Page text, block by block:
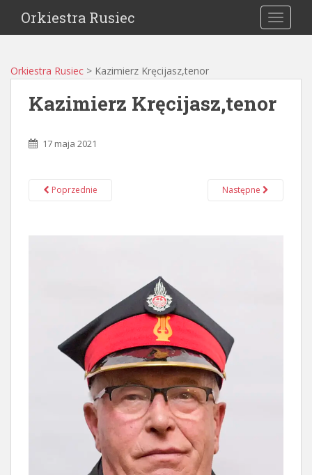
Orkiestra Rusiec
Orkiestra Rusiec > Kazimierz Kręcijasz,tenor
Kazimierz Kręcijasz,tenor
17 maja 2021
Poprzednie Następne